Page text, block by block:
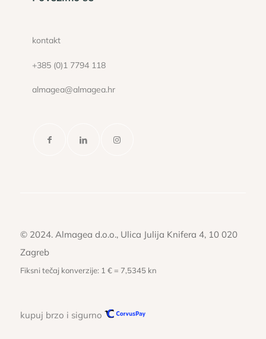
kontakt
+385 (0)1 7794 118
almagea@almagea.hr
© 2024. Almagea d.o.o., Ulica Julija Knifera 4, 10 020
Zagreb
Fiksni tečaj konverzije: 1 € = 7,5345 kn
kupuj brzo i sigurno